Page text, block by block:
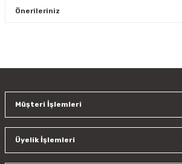
Önerileriniz
Ürün resmi kalitesiz, bozuk veya
Ürün bilgilerinde hatalar bulunuyor.
Müşteri İşlemleri
Üyelik İşlemleri